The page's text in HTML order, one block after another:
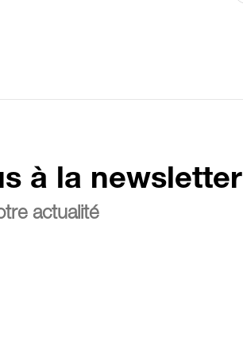
à la newsletter
actualité